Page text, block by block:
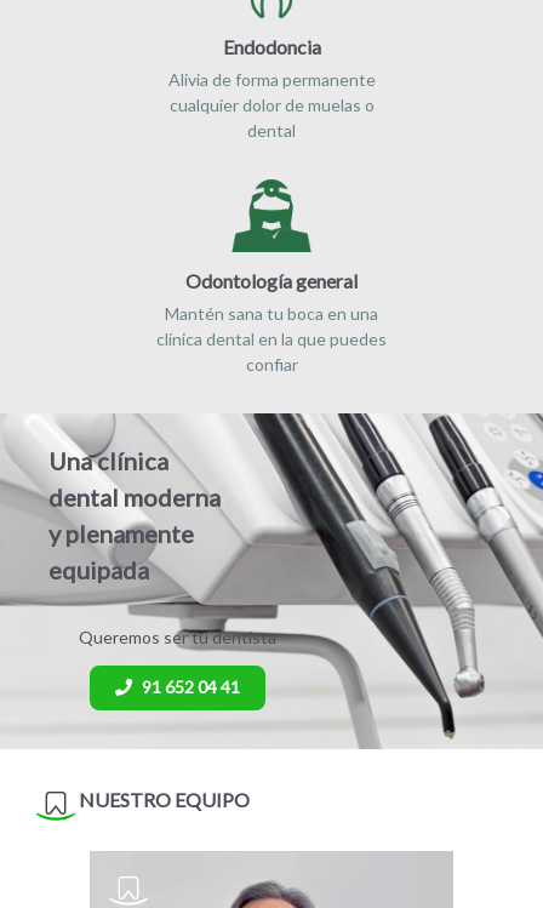
Endodoncia
Alivia de forma permanente
cualquier dolor de muelas o
dental
Odontología general
Mantén sana tu boca en una
clínica dental en la que puedes
confiar
Una clínica
dental moderna
y plenamente
equipada
Queremos ser tu dentista
91 652 04 41
NUESTRO EQUIPO